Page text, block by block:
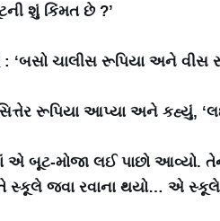
શું કિંમત છે ?’
ચાલીસ રૂપિયા અને વીસ
રૂપિયા આપ્યા અને કહ્યું,
એ બૂટ-મોજા લઈ પાછો આવ્યો.
સ્કૂલે જવા રવાના થયો… એ